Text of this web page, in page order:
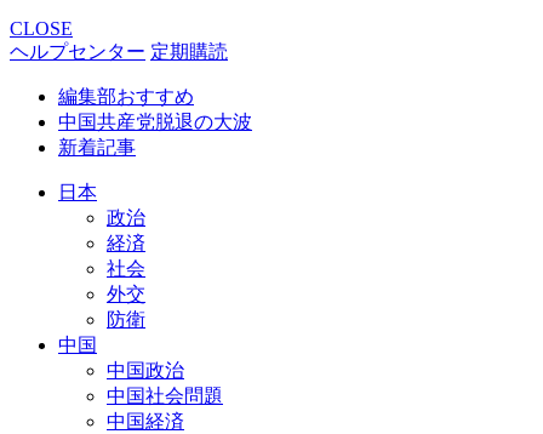
CLOSE
ヘルプセンター 定期購読
編集部おすすめ
中国共産党脱退の大波
新着記事
日本
政治
経済
社会
外交
防衛
中国
中国政治
中国社会問題
中国経済